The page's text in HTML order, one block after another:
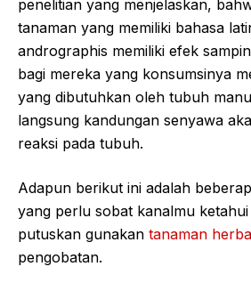
penelitian yang menjelaskan,
tanaman yang memiliki bahasa
andrographis memiliki efek
bagi mereka yang konsumsinya
yang dibutuhkan oleh tubuh
langsung kandungan senyawa
reaksi pada tubuh.
Adapun berikut ini adalah
yang perlu sobat kanalmu
putuskan gunakan tanaman
pengobatan.